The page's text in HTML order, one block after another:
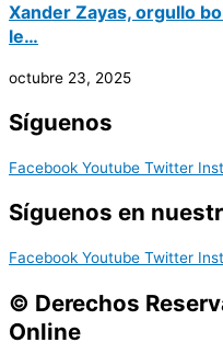
Xander Zayas, orgullo
le…
octubre 23, 2025
Síguenos
Facebook Youtube Twitter
Síguenos en
Facebook Youtube Twitter
© Derechos
Online